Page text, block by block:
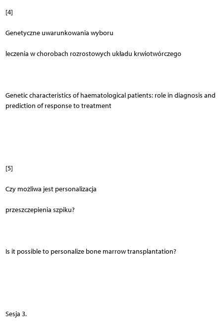
[4]
Genetyczne uwarunkowania wyboru
leczenia w chorobach rozrostowych układu krwiotwórczego
Genetic characteristics of haematological patients: role in diagnosis and
prediction of response to treatment
[5]
Czy możliwa jest personalizacja
przeszczepienia szpiku?
Is it possible to personalize bone marrow transplantation?
Sesja 3.